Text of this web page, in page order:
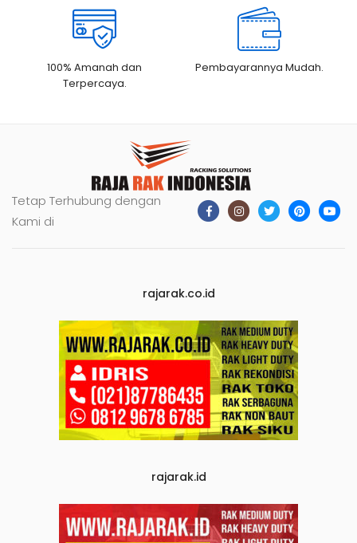
100% Amanah dan
Terpercaya.
Pembayarannya Mudah.
Tetap Terhubung dengan
Kami di
rajarak.co.id
rajarak.id